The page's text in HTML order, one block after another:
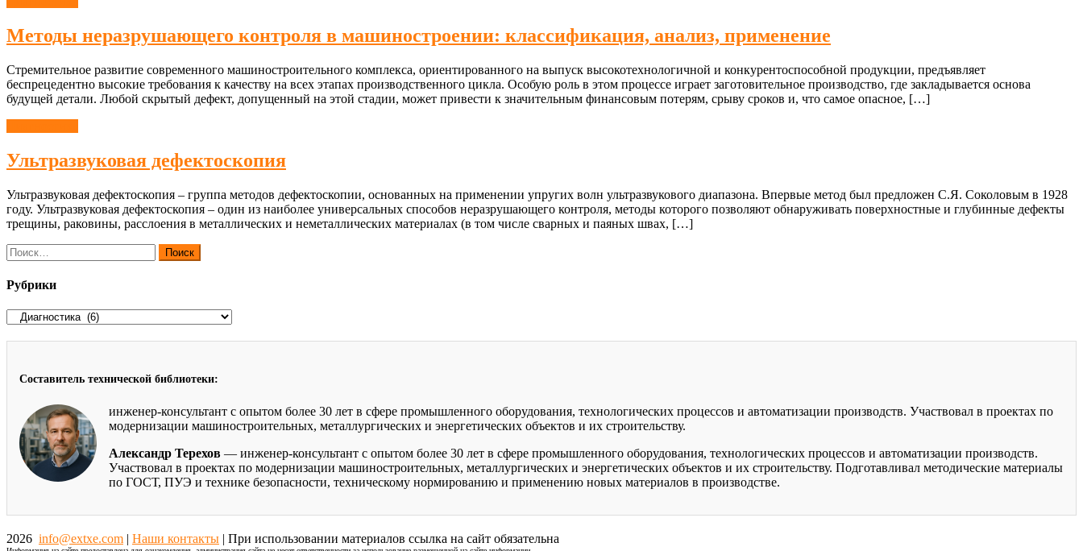
Методы неразрушающего контроля в машиностроении: классификация, анализ, применение
Стремительное развитие современного машиностроительного комплекса, ориентированного на выпуск высокотехнологичной и конкурентоспособной продукции, предъявляет
беспрецедентно высокие требования к качеству на всех этапах производственного цикла. Особую роль в этом процессе играет заготовительное производство, где закладывается основа
будущей детали. Любой скрытый дефект, допущенный на этой стадии, может привести к значительным финансовым потерям, срыву сроков и, что самое опасное, […]
Ультразвуковая дефектоскопия
Ультразвуковая дефектоскопия – группа методов дефектоскопии, основанных на применении упругих волн ультразвукового диапазона. Впервые метод был предложен С.Я. Соколовым в 1928
году. Ультразвуковая дефектоскопия – один из наиболее универсальных способов неразрушающего контроля, методы которого позволяют обнаруживать поверхностные и глубинные дефекты
трещины, раковины, расслоения в металлических и неметаллических материалах (в том числе сварных и паяных швах, […]
Найти:
Рубрики
Рубрики
Составитель технической библиотеки:
инженер-консультант с опытом более 30 лет в сфере промышленного оборудования, технологических процессов и автоматизации производств. Участвовал в проектах по
модернизации машиностроительных, металлургических и энергетических объектов и их строительству.
Александр Терехов — инженер-консультант с опытом более 30 лет в сфере промышленного оборудования, технологических процессов и автоматизации производств.
Участвовал в проектах по модернизации машиностроительных, металлургических и энергетических объектов и их строительству. Подготавливал методические материалы
по ГОСТ, ПУЭ и технике безопасности, техническому нормированию и применению новых материалов в производстве.
2026 info@extxe.com | Наши контакты | При использовании материалов ссылка на сайт обязательна